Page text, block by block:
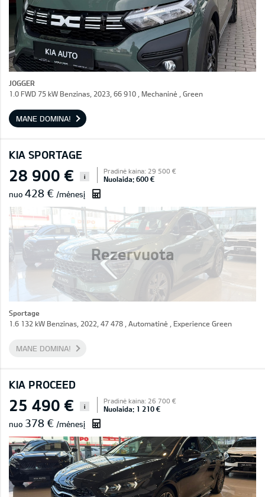
JOGGER
1.0 FWD 75 kW Benzinas, 2023, 66 910 , Mechaninė , Green
MANE DOMINA!
KIA SPORTAGE
Rezervuota
28 900 € i
Pradinė kaina: 29 500 €
Nuolaida: 600 €
nuo 428 € /mėnesį
Sportage
1.6 132 kW Benzinas, 2022, 47 478 , Automatinė , Experience Green
MANE DOMINA!
KIA PROCEED
25 490 € i
Pradinė kaina: 26 700 €
Nuolaida: 1 210 €
nuo 378 € /mėnesį